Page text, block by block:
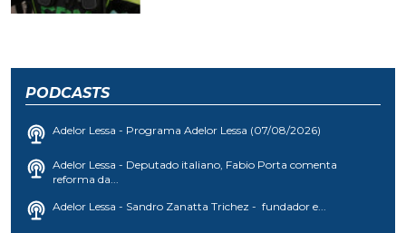
PODCASTS
Adelor Lessa - Programa Adelor Lessa (07/08/2026)
Adelor Lessa - Deputado italiano, Fabio Porta comenta
reforma da...
Adelor Lessa - Sandro Zanatta Trichez - fundador e...